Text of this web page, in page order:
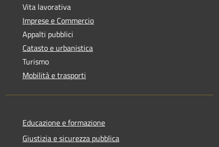
Vita lavorativa
Imprese e Commercio
Appalti pubblici
Catasto e urbanistica
Turismo
Mobilità e trasporti
Educazione e formazione
Giustizia e sicurezza pubblica